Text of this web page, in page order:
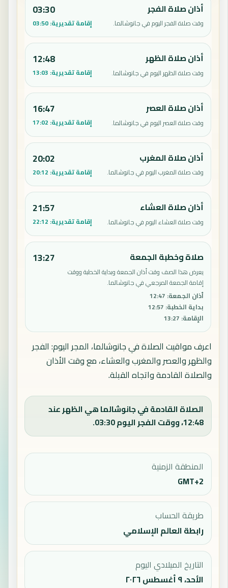
أذان صلاة الفجر
وقت صلاة الفجر اليوم في جانوشالما.
03:30
إقامة تقديرية:03:50
أذان صلاة الظهر
وقت صلاة الظهر اليوم في جانوشالما.
12:48
إقامة تقديرية: 13:03
أذان صلاة العصر
وقت صلاة العصر اليوم في جانوشالما.
16:47
إقامة تقديرية: 17:02
أذان صلاة المغرب
وقت صلاة المغرب اليوم في جانوشالما.
20:02
إقامة تقديرية: 20:12
أذان صلاة العشاء
وقت صلاة العشاء اليوم في جانوشالما.
21:57
إقامة تقديرية: 22:12
صلاة وخطبة الجمعة
يعرض هذا الصف وقت أذان الجمعة وبداية الخطبة ووقت
إقامة الجمعة المرجعي في جانوشالما.
أذان الجمعة:
12:47
بداية الخطبة:
12:57
الإقامة:
13:27
13:27
اعرف مواقيت الصلاة في جانوشالما، المجر اليوم: الفجر
والظهر والعصر والمغرب والعشاء، مع وقت الأذان
والصلاة القادمة واتجاه القبلة.
الصلاة القادمة في جانوشالما هي الظهر عند
12:48، ووقت الفجر اليوم 03:30.
المنطقة الزمنية
GMT+2
طريقة الحساب
رابطة العالم الإسلامي
التاريخ الميلادي اليوم
الأحد، ٩ أغسطس ٢٠٢٦